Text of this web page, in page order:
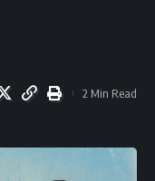
2 Min Read